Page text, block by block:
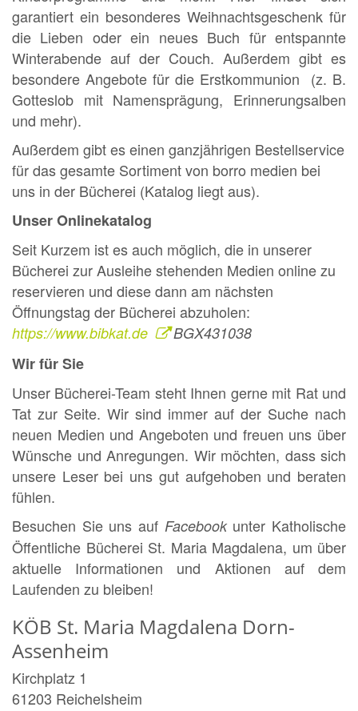
garantiert ein besonderes Weihnachtsgeschenk für
die Lieben oder ein neues Buch für entspannte
Winterabende auf der Couch. Außerdem gibt es
besondere Angebote für die Erstkommunion (z. B.
Gotteslob mit Namensprägung, Erinnerungsalben
und mehr).
Außerdem gibt es einen ganzjährigen Bestellservice
für das gesamte Sortiment von borro medien bei
uns in der Bücherei (Katalog liegt aus).
Unser Onlinekatalog
Seit Kurzem ist es auch möglich, die in unserer
Bücherei zur Ausleihe stehenden Medien online zu
reservieren und diese dann am nächsten
Öffnungstag der Bücherei abzuholen:
https://www.bibkat.de BGX431038
Wir für Sie
Unser Bücherei-Team steht Ihnen gerne mit Rat und
Tat zur Seite. Wir sind immer auf der Suche nach
neuen Medien und Angeboten und freuen uns über
Wünsche und Anregungen. Wir möchten, dass sich
unsere Leser bei uns gut aufgehoben und beraten
fühlen.
Besuchen Sie uns auf Facebookunter Katholische
Öffentliche Bücherei St. Maria Magdalena, um über
aktuelle Informationen und Aktionen auf dem
Laufenden zu bleiben!
KÖB St. Maria Magdalena Dorn-
Assenheim
Kirchplatz 1
61203 Reichelsheim